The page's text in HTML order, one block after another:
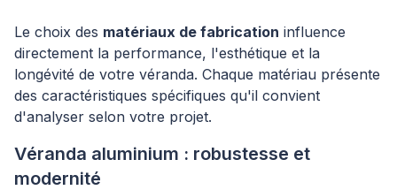
Le choix des matériaux de fabrication influence
directement la performance, l'esthétique et la
longévité de votre véranda. Chaque matériau présente
des caractéristiques spécifiques qu'il convient
d'analyser selon votre projet.
Véranda aluminium : robustesse et
modernité